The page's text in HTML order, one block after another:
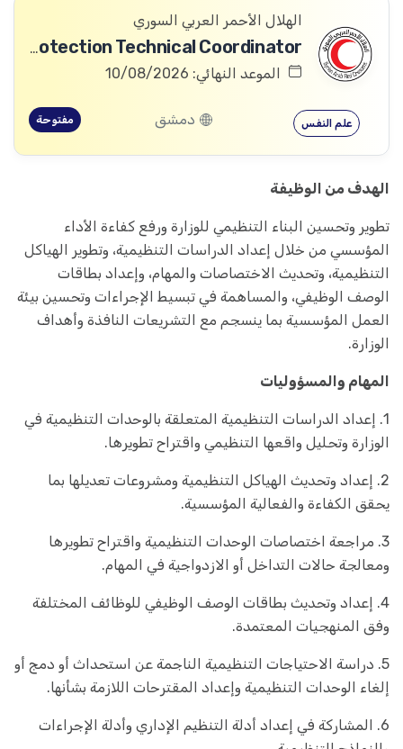
الهلال الأحمر العربي السوري
Community Services and Protection Technical Coordinator
الموعد النهائي: 10/08/2026
علم النفس دمشق مفتوحة
الهدف من الوظيفة
تطوير وتحسين البناء التنظيمي للوزارة ورفع كفاءة الأداء
المؤسسي من خلال إعداد الدراسات التنظيمية، وتطوير الهياكل
التنظيمية، وتحديث الاختصاصات والمهام، وإعداد بطاقات
الوصف الوظيفي، والمساهمة في تبسيط الإجراءات وتحسين بيئة
العمل المؤسسية بما ينسجم مع التشريعات النافذة وأهداف
الوزارة.
المهام والمسؤوليات
1. إعداد الدراسات التنظيمية المتعلقة بالوحدات التنظيمية في
الوزارة وتحليل واقعها التنظيمي واقتراح تطويرها.
2. إعداد وتحديث الهياكل التنظيمية ومشروعات تعديلها بما
يحقق الكفاءة والفعالية المؤسسية.
3. مراجعة اختصاصات الوحدات التنظيمية واقتراح تطويرها
ومعالجة حالات التداخل أو الازدواجية في المهام.
4. إعداد وتحديث بطاقات الوصف الوظيفي للوظائف المختلفة
وفق المنهجيات المعتمدة.
5. دراسة الاحتياجات التنظيمية الناجمة عن استحداث أو دمج أو
إلغاء الوحدات التنظيمية وإعداد المقترحات اللازمة بشأنها.
6. المشاركة في إعداد أدلة التنظيم الإداري وأدلة الإجراءات